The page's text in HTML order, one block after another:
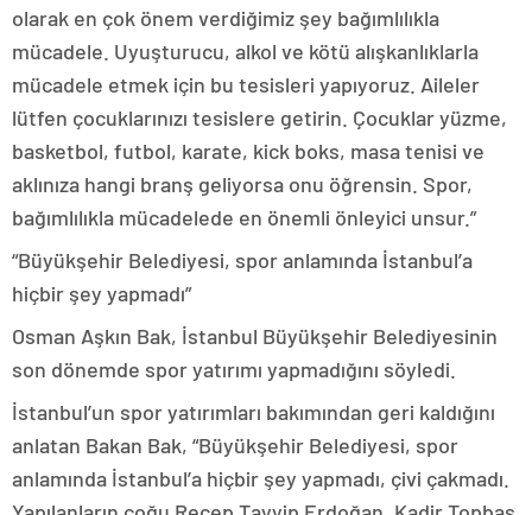
olarak en çok önem verdiğimiz şey bağımlılıkla
mücadele. Uyuşturucu, alkol ve kötü alışkanlıklarla
mücadele etmek için bu tesisleri yapıyoruz. Aileler
lütfen çocuklarınızı tesislere getirin. Çocuklar yüzme,
basketbol, futbol, karate, kick boks, masa tenisi ve
aklınıza hangi branş geliyorsa onu öğrensin. Spor,
bağımlılıkla mücadelede en önemli önleyici unsur.”
“Büyükşehir Belediyesi, spor anlamında İstanbul’a
hiçbir şey yapmadı”
Osman Aşkın Bak, İstanbul Büyükşehir Belediyesinin
son dönemde spor yatırımı yapmadığını söyledi.
İstanbul’un spor yatırımları bakımından geri kaldığını
anlatan Bakan Bak, “Büyükşehir Belediyesi, spor
anlamında İstanbul’a hiçbir şey yapmadı, çivi çakmadı.